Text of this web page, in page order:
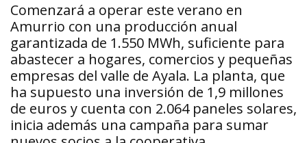
Comenzará a operar este verano en
Amurrio con una producción anual
garantizada de 1.550 MWh, suficiente para
abastecer a hogares, comercios y pequeñas
empresas del valle de Ayala. La planta, que
ha supuesto una inversión de 1,9 millones
de euros y cuenta con 2.064 paneles solares,
inicia además una campaña para sumar